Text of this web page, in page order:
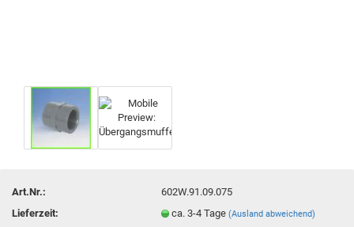
Art.Nr.:
602W.91.09.075
Lieferzeit:
ca. 3-4 Tage(Ausland abweichend)